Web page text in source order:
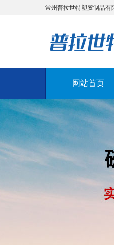
常州普拉世特塑胶制品有
网站首页